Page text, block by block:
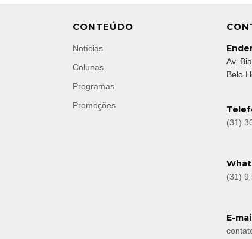
CONTEÚDO
Notícias
Colunas
Programas
Promoções
Av.
Belo
(31)
(31) 9
E-